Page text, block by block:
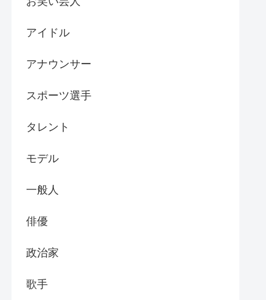
アイドル
アナウンサー
スポーツ選手
タレント
モデル
一般人
俳優
政治家
歌手